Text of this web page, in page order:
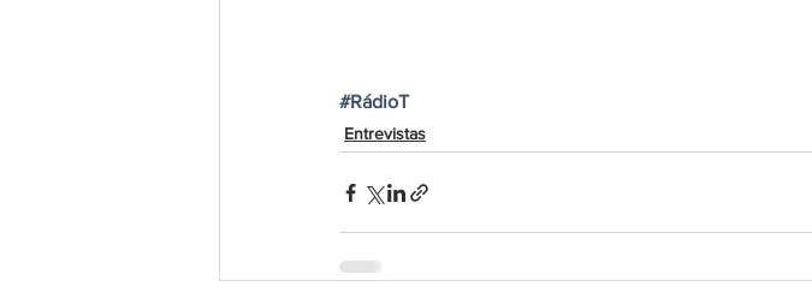
#RádioT
Entrevistas